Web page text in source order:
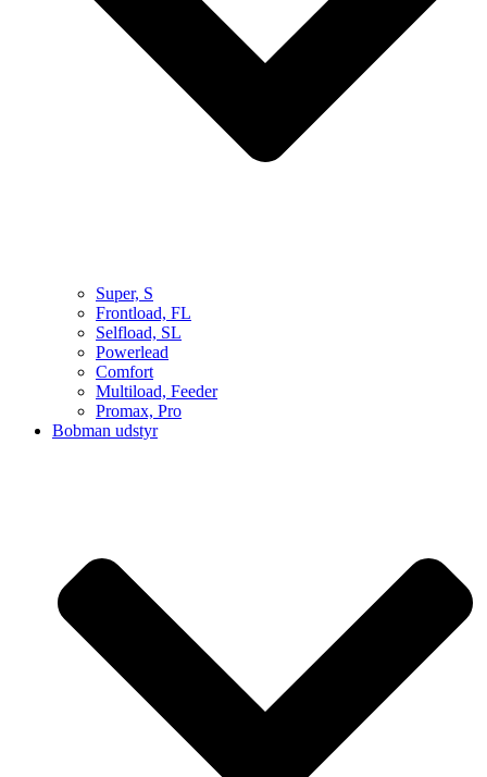
Super, S
Frontload, FL
Selfload, SL
Powerlead
Comfort
Multiload, Feeder
Promax, Pro
Bobman udstyr